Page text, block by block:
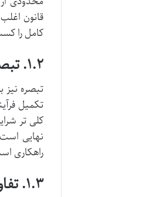
قانون
کامل را
۱.۲. تبصره چیست؟
تبصره نیز
تکمیل
کلی تر
نهایی
راهکاری
۱.۳. تفاوت های کلیدی تک ماده و تبصره در ۱۴۰۴